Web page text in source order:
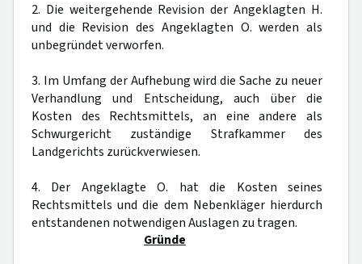
2. Die weitergehende Revision der Angeklagten H.
und die Revision des Angeklagten O. werden als
unbegründet verworfen.
3. Im Umfang der Aufhebung wird die Sache zu neuer
Verhandlung und Entscheidung, auch über die
Kosten des Rechtsmittels, an eine andere als
Schwurgericht zuständige Strafkammer des
Landgerichts zurückverwiesen.
4. Der Angeklagte O. hat die Kosten seines
Rechtsmittels und die dem Nebenkläger hierdurch
entstandenen notwendigen Auslagen zu tragen.
Gründe